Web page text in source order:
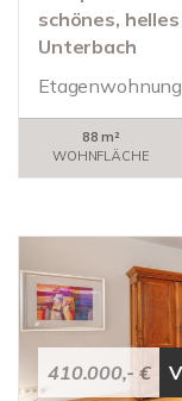
schönes,
Unterbach
Etagenwohnung
88 m²
WOHNFLÄCHE
410.000,- €